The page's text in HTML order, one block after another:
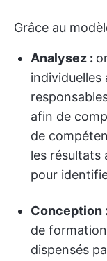
Grâce au
Analysez :
individuelles
afin de
de
les résultats
pour
Conception :
de
dispensés